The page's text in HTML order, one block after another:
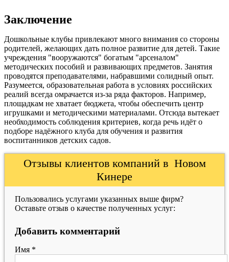
Заключение
Дошкольные клубы привлекают много внимания со стороны
родителей, желающих дать полное развитие для детей. Такие
учреждения "вооружаются" богатым "арсеналом"
методических пособий и развивающих предметов. Занятия
проводятся преподавателями, набравшими солидный опыт.
Разумеется, образовательная работа в условиях российских
реалий всегда омрачается из-за ряда факторов. Например,
площадкам не хватает бюджета, чтобы обеспечить центр
игрушками и методическими материалами. Отсюда вытекает
необходимость соблюдения критериев, когда речь идёт о
подборе надёжного клуба для обучения и развития
воспитанников детских садов.
Отзывы клиентов компаний в Новом
Кинере
Пользовались услугами указанных выше фирм?
Оставьте отзыв о качестве полученных услуг:
Добавить комментарий
Имя *